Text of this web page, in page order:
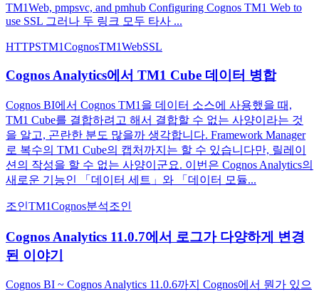
TM1Web, pmpsvc, and pmhub Configuring Cognos TM1 Web to
use SSL 그러나 두 링크 모두 타사 ...
HTTPSTM1CognosTM1WebSSL
Cognos Analytics에서 TM1 Cube 데이터 병합
Cognos BI에서 Cognos TM1을 데이터 소스에 사용했을 때,
TM1 Cube를 결합하려고 해서 결합할 수 없는 사양이라는 것
을 알고, 곤란한 분도 많을까 생각합니다. Framework Manager
로 복수의 TM1 Cube의 캡처까지는 할 수 있습니다만, 릴레이
션의 작성을 할 수 없는 사양이군요. 이번은 Cognos Analytics의
새로운 기능인 「데이터 세트」와 「데이터 모듈...
조인TM1Cognos분석조인
Cognos Analytics 11.0.7에서 로그가 다양하게 변경
된 이야기
Cognos BI ~ Cognos Analytics 11.0.6까지 Cognos에서 뭔가 있으